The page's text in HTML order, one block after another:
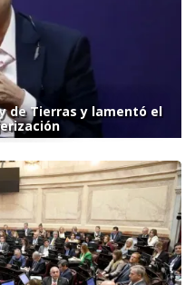
de Tierras y lamentó el